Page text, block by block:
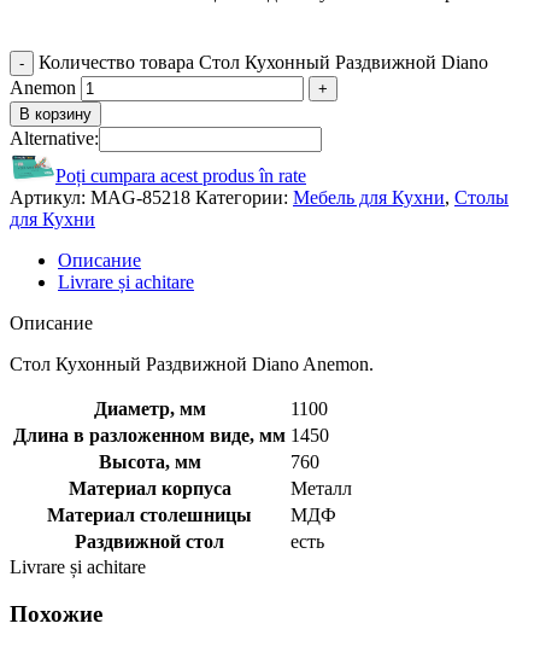
Количество товара Стол Кухонный Раздвижной Diano
Anemon
В корзину
Alternative:
Poți cumpara acest produs în rate
Артикул: MAG-85218 Категории: Мебель для Кухни, Столы
для Кухни
Описание
Livrare și achitare
Описание
Стол Кухонный Раздвижной Diano Anemon.
Диаметр, мм
1100
Длина в разложенном виде, мм 1450
Высота, мм
760
Материал корпуса
Металл
Материал столешницы
МДФ
Раздвижной стол
есть
Livrare și achitare
Похожие